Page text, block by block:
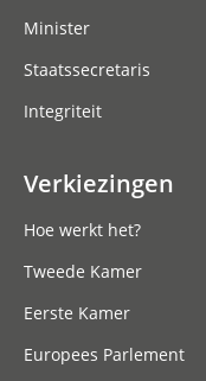
Minister
Staatssecretaris
Integriteit
Verkiezingen
Hoe werkt het?
Tweede Kamer
Eerste Kamer
Europees Parlement